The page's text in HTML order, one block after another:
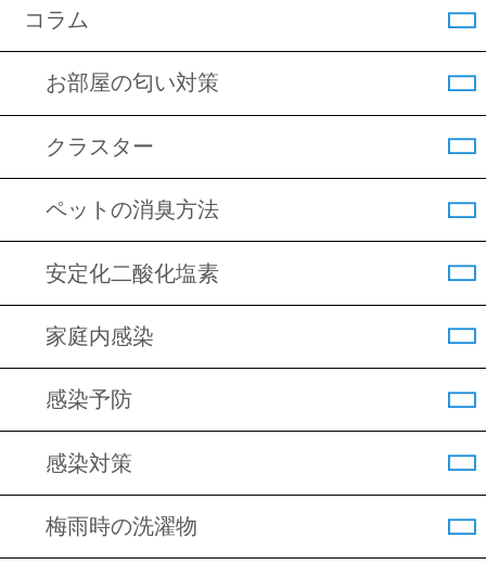
コラム
お部屋の匂い対策
クラスター
ペットの消臭方法
安定化二酸化塩素
家庭内感染
感染予防
感染対策
梅雨時の洗濯物